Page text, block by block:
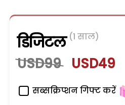
डिजिटल (1 साल)
USD99 USD49
सब्सक्रिप्शन गिफ्ट करें